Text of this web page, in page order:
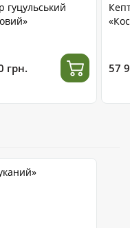
гуцульський
грн. 57